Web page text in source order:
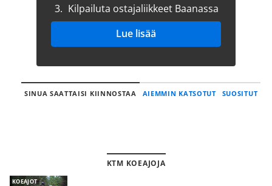
3. Kilpailuta ostajaliikkeet Baanassa
Lue lisää
SINUA SAATTAISI KIINNOSTAA AIEMMIN KATSOTUT SUOSITUT
KTM KOEAJOJA
KOEAJOT